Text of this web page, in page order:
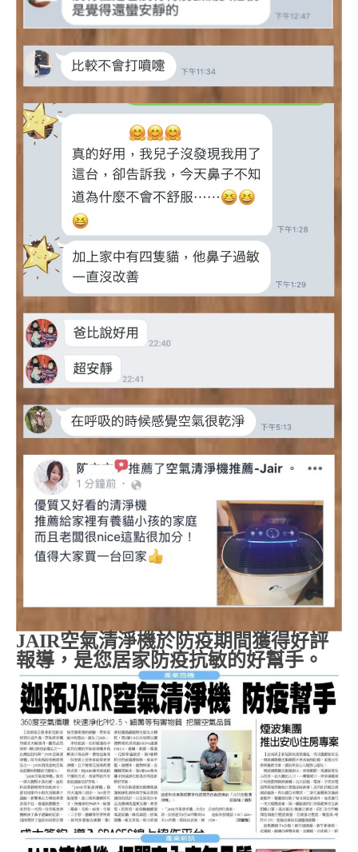
JAIR空氣清淨機於防疫期間獲得好評
報導，是您居家防疫抗敏的好幫手。